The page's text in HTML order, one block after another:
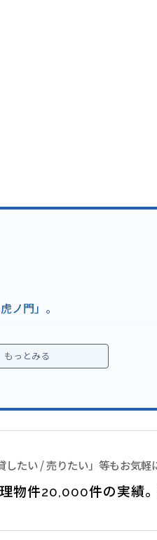
ノ門」。
イプを多く取り扱っており
も良好。
, 敷地内ゴミ置場, システムキ
したい / 売りたい」等もお気軽
物件20,000件の実績。